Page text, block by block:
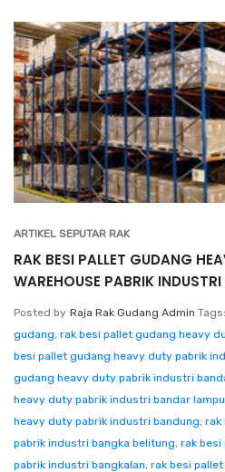
ARTIKEL SEPUTAR RAK
RAK BESI PALLET GUDANG
WAREHOUSE PABRIK INDUSTRI
Posted by Raja Rak Gudang Admin Tags:
gudang, rak besi pallet gudang heavy
besi pallet gudang heavy duty pabrik
gudang heavy duty pabrik industri
heavy duty pabrik industri bandar
heavy duty pabrik industri bandung, rak
pabrik industri bangka belitung, rak
pabrik industri bangkalan, rak besi